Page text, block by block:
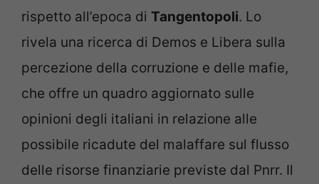
rispetto all’epoca di Tangentopoli. Lo
rivela una ricerca di Demos e Libera sulla
percezione della corruzione e delle mafie,
che offre un quadro aggiornato sulle
opinioni degli italiani in relazione alle
possibile ricadute del malaffare sul flusso
delle risorse finanziarie previste dal Pnrr. Il